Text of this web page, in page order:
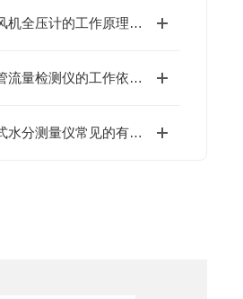
主扇风机全压计的工作原理基于流体力学中的伯努利方程
毛细管流量检测仪的工作依据是什么？
便携式水分测量仪常见的有卡尔·费休法和红外法两种